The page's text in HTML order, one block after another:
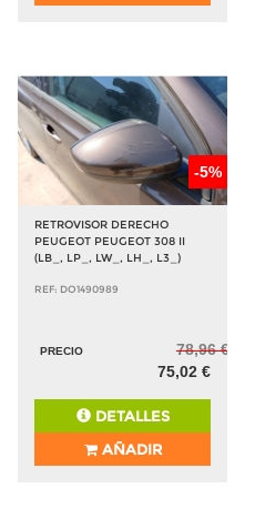
-5%
RETROVISOR DERECHO
PEUGEOT PEUGEOT 308 II
(LB_, LP_, LW_, LH_, L3_)
REF: DO1490989
PRECIO
78,96 €
75,02 €
DETALLES
AÑADIR